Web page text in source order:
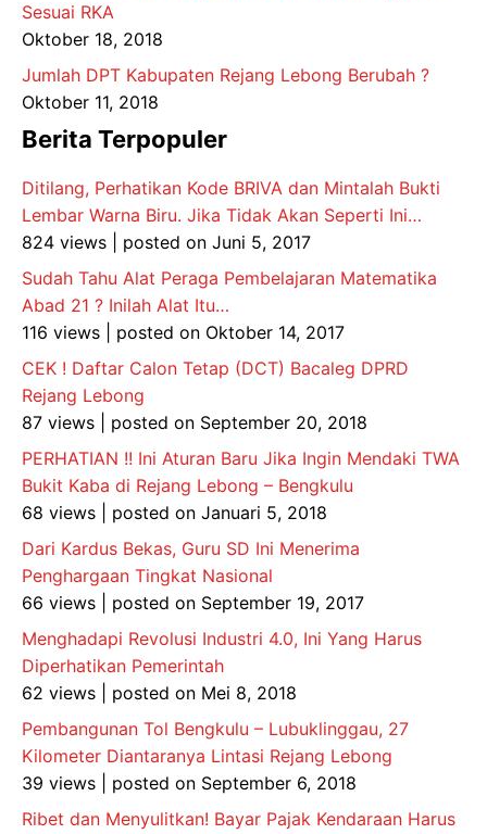
Sesuai RKA
Oktober 18, 2018
Jumlah DPT Kabupaten Rejang Lebong Berubah ?
Oktober 11, 2018
Berita Terpopuler
Ditilang, Perhatikan Kode BRIVA dan Mintalah Bukti
Lembar Warna Biru. Jika Tidak Akan Seperti Ini…
824 views
posted on Juni 5, 2017
Sudah Tahu Alat Peraga Pembelajaran Matematika
Abad 21 ? Inilah Alat Itu…
116 views
posted on Oktober 14, 2017
CEK ! Daftar Calon Tetap (DCT) Bacaleg DPRD
Rejang Lebong
87 views
posted on September 20, 2018
PERHATIAN !! Ini Aturan Baru Jika Ingin Mendaki TWA
Bukit Kaba di Rejang Lebong – Bengkulu
68 views
posted on Januari 5, 2018
Dari Kardus Bekas, Guru SD Ini Menerima
Penghargaan Tingkat Nasional
66 views
posted on September 19, 2017
Menghadapi Revolusi Industri 4.0, Ini Yang Harus
Diperhatikan Pemerintah
62 views
posted on Mei 8, 2018
Pembangunan Tol Bengkulu – Lubuklinggau, 27
Kilometer Diantaranya Lintasi Rejang Lebong
39 views
posted on September 6, 2018
Ribet dan Menyulitkan! Bayar Pajak Kendaraan Harus